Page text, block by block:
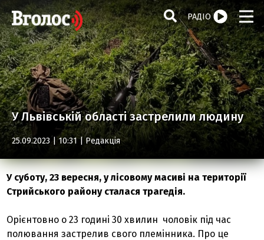
РАДІО
У Львівській області застрелили людину
25.09.2023 | 10:31 | Редакція
У суботу, 23 вересня, у лісовому масиві на території
Стрийського району сталася трагедія.
Орієнтовно о 23 годині 30 хвилин чоловік під час
полювання застрелив свого племінника. Про це